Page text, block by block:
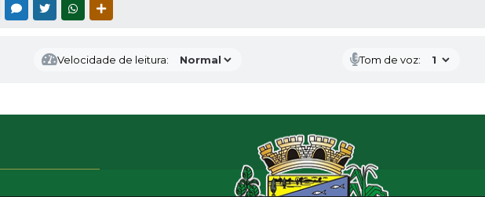
FACEBOOKMESSENGER
TWITTERWHATSAPP
Velocidade de leitura: Tom de voz: